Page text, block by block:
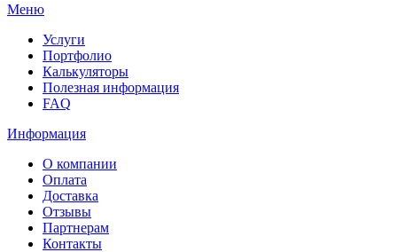
Меню
Услуги
Портфолио
Калькуляторы
Полезная информация
FAQ
Информация
О компании
Оплата
Доставка
Отзывы
Партнерам
Контакты